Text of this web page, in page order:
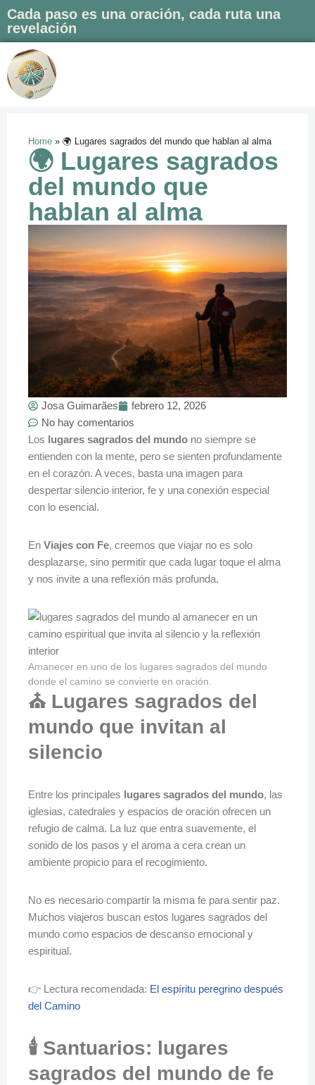
al
contenido
Cada paso es una oración, cada ruta una
revelación
Home » 🌍 Lugares sagrados del mundo que hablan al alma
🌍 Lugares sagrados
del mundo que
hablan al alma
Josa Guimarães
febrero 12, 2026
No hay comentarios
Los lugares sagrados del mundo no siempre se
entienden con la mente, pero se sienten profundamente
en el corazón. A veces, basta una imagen para
despertar silencio interior, fe y una conexión especial
con lo esencial.
En Viajes con Fe, creemos que viajar no es solo
desplazarse, sino permitir que cada lugar toque el alma
y nos invite a una reflexión más profunda.
Amanecer en uno de los lugares sagrados del mundo
donde el camino se convierte en oración.
⛪ Lugares sagrados del
mundo que invitan al
silencio
Entre los principales lugares sagrados del mundo, las
iglesias, catedrales y espacios de oración ofrecen un
refugio de calma. La luz que entra suavemente, el
sonido de los pasos y el aroma a cera crean un
ambiente propicio para el recogimiento.
No es necesario compartir la misma fe para sentir paz.
Muchos viajeros buscan estos lugares sagrados del
mundo como espacios de descanso emocional y
espiritual.
👉 Lectura recomendada: El espíritu peregrino después
del Camino
🕯️ Santuarios: lugares
sagrados del mundo de fe